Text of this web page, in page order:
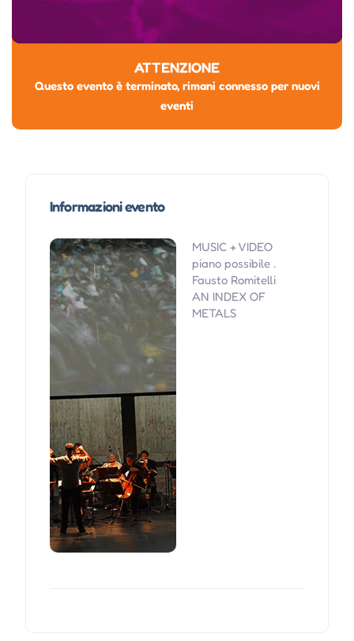
ATTENZIONE
Questo evento è terminato, rimani connesso per nuovi
eventi
Informazioni evento
MUSIC + VIDEO
piano possibile .
Fausto Romitelli
AN INDEX OF
METALS